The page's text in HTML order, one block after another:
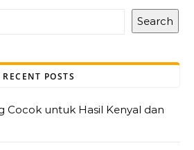
Search
RECENT POSTS
Cocok untuk Hasil Kenyal dan